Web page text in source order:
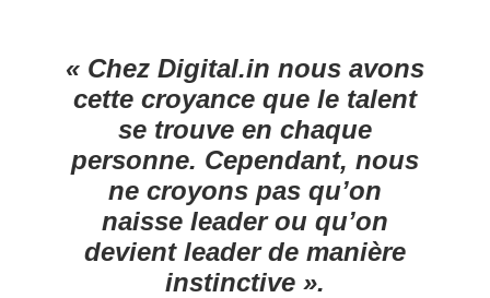
« Chez Digital.in nous avons
cette croyance que le talent
se trouve en chaque
personne. Cependant, nous
ne croyons pas qu’on
naisse leader ou qu’on
devient leader de manière
instinctive ».